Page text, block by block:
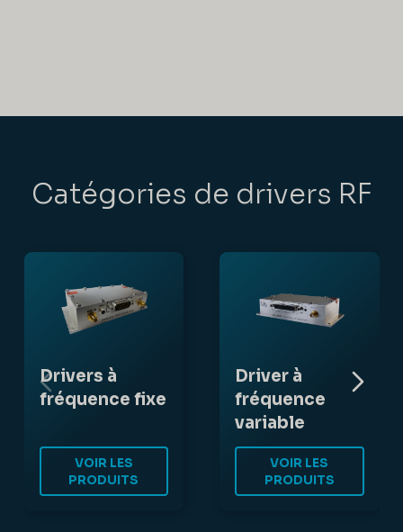
Catégories de drivers RF
Drivers à
fréquence fixe
VOIR LES
PRODUITS
Driver à
fréquence
variable
VOIR LES
PRODUITS